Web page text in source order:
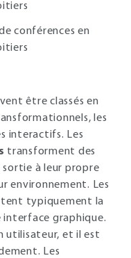
conférences en
être classés en
les
interactifs. Les
transforment des
sortie à leur propre
environnement. Les
typiquement la
interface graphique.
utilisateur, et il est
Les